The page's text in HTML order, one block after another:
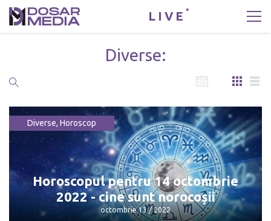
LIVE
Diverse:
Diverse, Horoscop
Horoscopul pentru 14 octombrie
2022 - cine sunt norocoșii
octombrie 13 / 2022